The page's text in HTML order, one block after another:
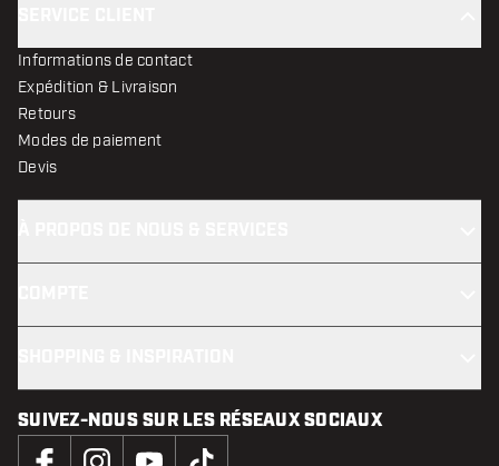
Informations de contact
Expédition & Livraison
Retours
Modes de paiement
Devis
SUIVEZ-NOUS SUR LES RÉSEAUX SOCIAUX